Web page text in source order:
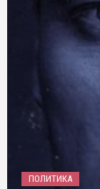
ПОЛИТИКА